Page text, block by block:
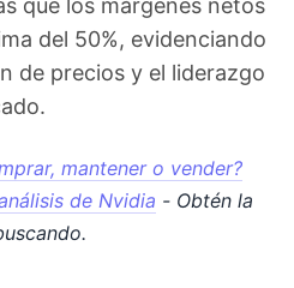
que los márgenes netos
del 50%, evidenciando
de precios y el liderazgo
mantener o vender?
de Nvidia - Obtén la